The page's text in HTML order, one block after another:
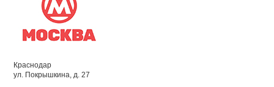
Краснодар
ул. Покрышкина, д. 27